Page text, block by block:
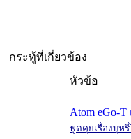
กระทู้ที่เกี่ยวข้อง
หัวข้อ
Atom eGo-
พูดคุยเรื่องบุห